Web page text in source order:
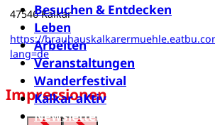
Besuchen & Entdecken
Leben
Arbeiten
Veranstaltungen
Wanderfestival
Kalkar aKtiv
Newsletter
47546 Kalkar
https://
lang=de
Impressionen